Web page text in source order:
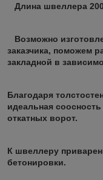
Длина швеллера
Возможно
заказчика, поможем
закладной в
Благодаря
идеальная
откатных ворот.
К швеллеру
бетонировки.